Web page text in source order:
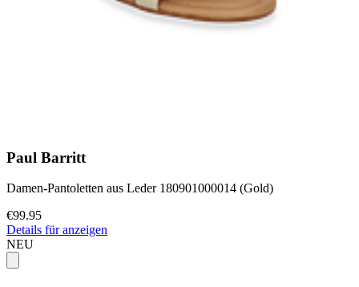
Paul Barritt
Damen-Pantoletten aus Leder 180901000014 (Gold)
€99.95
Details für anzeigen
NEU